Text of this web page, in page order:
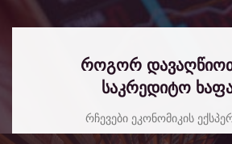
როგორ
საკრედიტო
რჩევები ეკონომიკის